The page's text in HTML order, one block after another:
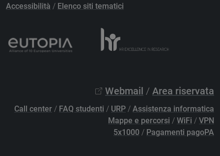
Accessibilità / Elenco siti tematici
Webmail / Area riservata
Call center / FAQ studenti / URP / Assistenza informatica
Mappe e percorsi / WiFi / VPN
5x1000 / Pagamenti pagoPA